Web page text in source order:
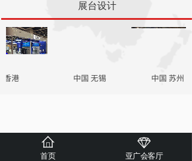
展台设计
香港 中国 无锡 中国 苏州
首页 亚广会客厅